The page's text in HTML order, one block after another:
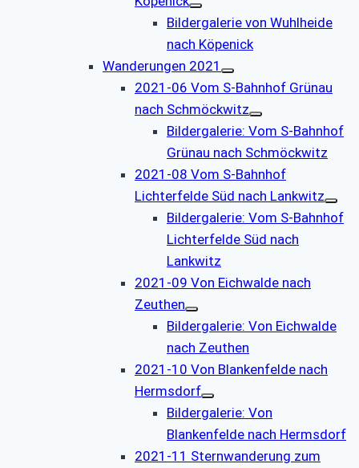
Bildergalerie von Wuhlheide
nach Köpenick
Wanderungen 2021
2021-06 Vom S-Bahnhof Grünau
nach Schmöckwitz
Bildergalerie: Vom S-Bahnhof
Grünau nach Schmöckwitz
2021-08 Vom S-Bahnhof
Lichterfelde Süd nach Lankwitz
Bildergalerie: Vom S-Bahnhof
Lichterfelde Süd nach
Lankwitz
2021-09 Von Eichwalde nach
Zeuthen
Bildergalerie: Von Eichwalde
nach Zeuthen
2021-10 Von Blankenfelde nach
Hermsdorf
Bildergalerie: Von
Blankenfelde nach Hermsdorf
2021-11 Sternwanderung zum